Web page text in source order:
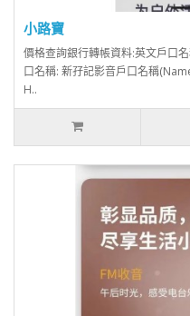
小路寶
價格查詢銀行轉帳資料:英文戶口名
口名稱: 新孖記影音戶口名稱
H..